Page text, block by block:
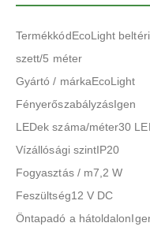
TermékkódEcoLight
szett/5 méter
Gyártó / márkaEcoLight
FényerőszabályzásIgen
LEDek száma/méter30
Vízállósági szintIP20
Fogyasztás / m7,2 W
Feszültség12 V DC
Öntapadó a